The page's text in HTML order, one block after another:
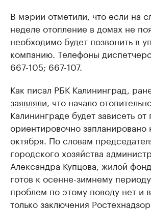
В мэрии отметили, что если на
неделе отопление в домах не
необходимо будет позвонить в
компанию. Телефоны
667-105; 667-107.
Как писал РБК Калининград,
заявляли, что начало
Калининграде будет зависеть
ориентировочно запланировано
октября. По словам
городского хозяйства
Александра Купцова, жилой
готов к осенне-зимнему
проблем по этому поводу нет и
только заключения